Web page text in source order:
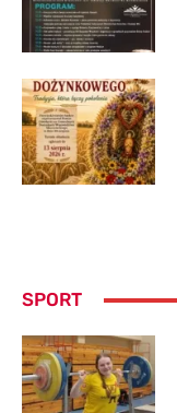
SPORT